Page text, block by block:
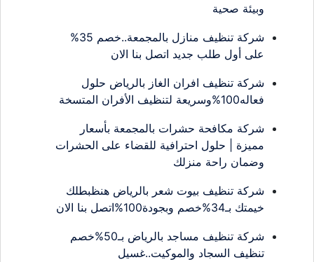
وبيئة صحية
شركة تنظيف منازل بالمجمعة..خصم 35%
على أول طلب جديد اتصل بنا الان
شركة تنظيف افران الغاز بالرياض حلول
فعاله100%وسريعة لتنظيف الأفران المتسخة
شركة مكافحة حشرات بالمجمعة بأسعار
مميزة | حلول احترافية للقضاء على الحشرات
وضمان راحة منزلك
شركة تنظيف بيوت شعر بالرياض هنظبطلك
خيمتك بـ34%خصم وبجودة100%اتصل بنا الان
شركة تنظيف مساجد بالرياض بـ50%خصم
تنظيف السجاد والموكيت..غسيل